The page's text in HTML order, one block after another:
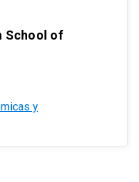
School of
y